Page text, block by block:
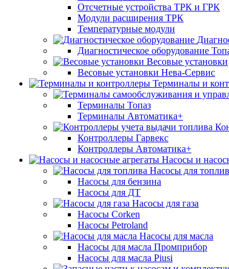
Отсчетные устройства ТРК и ГРК
Модули расширения ТРК
Температурные модули
Диагностическое оборудование
Весовые установки
Весовые установки Нева-Сервис
Терминалы и
Терминалы Топаз
Терминалы Автоматика+
Контроллеры Гарвекс
Контроллеры Автоматика+
Насосы и
Насосы для
Насосы для бензина
Насосы для ДТ
Насосы для газа
Насосы Corken
Насосы Petroland
Насосы для масла
Насосы для масла Промприбор
Насосы для масла Piusi